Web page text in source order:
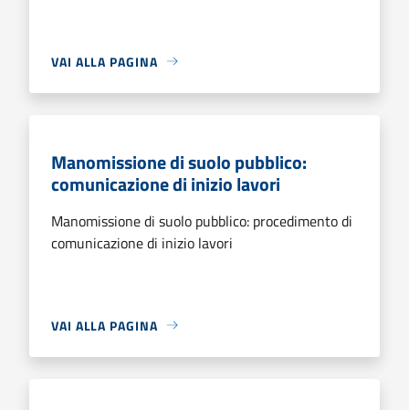
VAI ALLA PAGINA
Manomissione di suolo pubblico:
comunicazione di inizio lavori
Manomissione di suolo pubblico: procedimento di
comunicazione di inizio lavori
VAI ALLA PAGINA